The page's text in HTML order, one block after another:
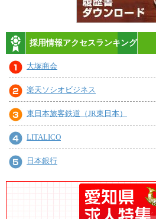
採用情報アクセスランキング
大塚商会
楽天ソシオビジネス
東日本旅客鉄道（JR東日本）
LITALICO
日本銀行